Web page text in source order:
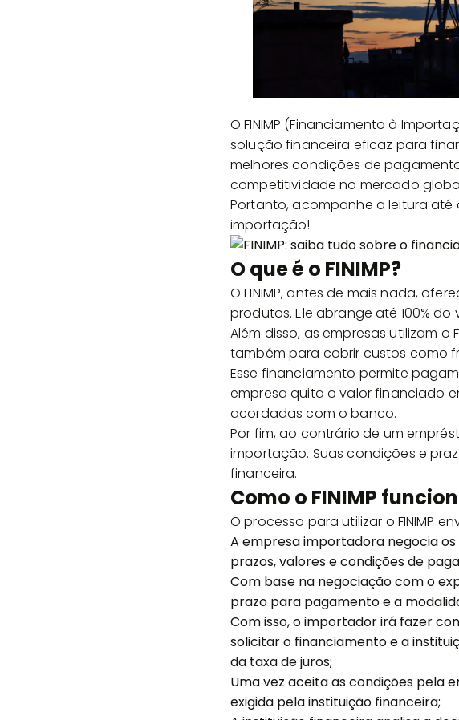
O FINIMP (Financiamento à
solução financeira eficaz para
melhores condições de
competitividade no mercado
Portanto, acompanhe a leitura
importação!
O que é o FINIMP?
O FINIMP, antes de mais nada,
produtos. Ele abrange até 100%
Além disso, as empresas utilizam
também para cobrir custos como
Esse financiamento permite
empresa quita o valor financiado
acordadas com o banco.
Por fim, ao contrário de um
importação. Suas condições e
financeira.
Como o FINIMP
O processo para utilizar o FINIMP
A empresa importadora negocia
prazos, valores e condições de
Com base na negociação com o
prazo para pagamento e a
Com isso, o importador irá fazer
solicitar o financiamento e a
da taxa de juros;
Uma vez aceita as condições pela
exigida pela instituição financeira;